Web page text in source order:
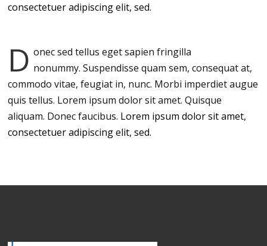
consectetuer adipiscing elit, sed.
D onec sed tellus eget sapien fringilla
nonummy.Suspendisse quam sem, consequat at,
commodo vitae, feugiat in, nunc. Morbi imperdiet augue
quis tellus. Lorem ipsum dolor sit amet. Quisque
aliquam. Donec faucibus. Lorem ipsum dolor sit amet,
consectetuer adipiscing elit, sed.